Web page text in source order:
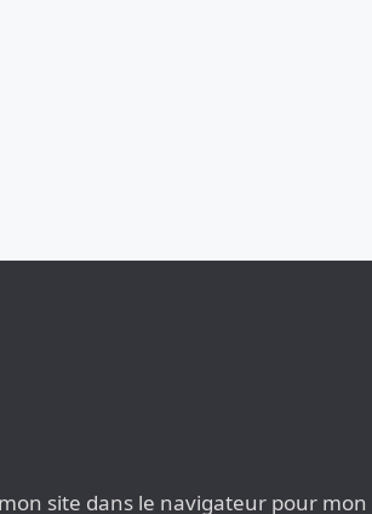
site dans le navigateur pour